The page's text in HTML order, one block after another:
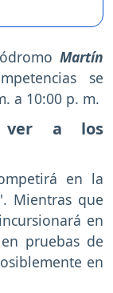
Martín
se
a 10:00 p. m.
ver a los
en la
Mientras que
en
pruebas de
en